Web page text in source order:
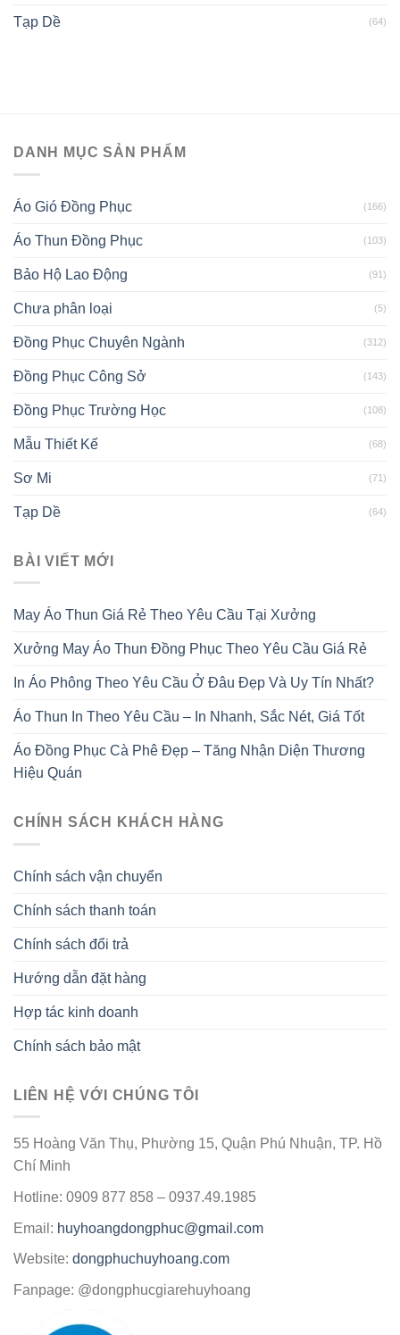
Tạp Dề (64)
DANH MỤC SẢN PHẨM
Áo Gió Đồng Phục (166)
Áo Thun Đồng Phục (103)
Bảo Hộ Lao Động (91)
Chưa phân loại (5)
Đồng Phục Chuyên Ngành (312)
Đồng Phục Công Sở (143)
Đồng Phục Trường Học (108)
Mẫu Thiết Kế (68)
Sơ Mi (71)
Tạp Dề (64)
BÀI VIẾT MỚI
May Áo Thun Giá Rẻ Theo Yêu Cầu Tại Xưởng
Xưởng May Áo Thun Đồng Phục Theo Yêu Cầu Giá Rẻ
In Áo Phông Theo Yêu Cầu Ở Đâu Đẹp Và Uy Tín Nhất?
Áo Thun In Theo Yêu Cầu – In Nhanh, Sắc Nét, Giá Tốt
Áo Đồng Phục Cà Phê Đẹp – Tăng Nhận Diện Thương
Hiệu Quán
CHÍNH SÁCH KHÁCH HÀNG
Chính sách vận chuyển
Chính sách thanh toán
Chính sách đổi trả
Hướng dẫn đặt hàng
Hợp tác kinh doanh
Chính sách bảo mật
LIÊN HỆ VỚI CHÚNG TÔI
55 Hoàng Văn Thụ, Phường 15, Quận Phú Nhuận, TP. Hồ
Chí Minh
Hotline: 0909 877 858 – 0937.49.1985
Email: huyhoangdongphuc@gmail.com
Website: dongphuchuyhoang.com
Fanpage: @dongphucgiarehuyhoang